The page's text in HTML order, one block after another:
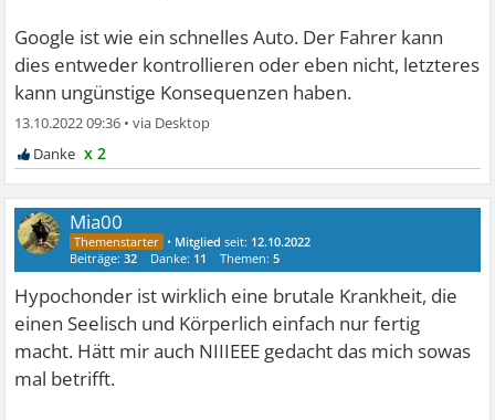
Google ist wie ein schnelles Auto. Der Fahrer kann
dies entweder kontrollieren oder eben nicht, letzteres
kann ungünstige Konsequenzen haben.
13.10.2022 09:36 •
x 2
Mia00
• Mitglied seit: 12.10.2022
Beiträge:32 Danke: 11 Themen:5
Hypochonder ist wirklich eine brutale Krankheit, die
einen Seelisch und Körperlich einfach nur fertig
macht. Hätt mir auch NIIIEEE gedacht das mich sowas
mal betrifft.